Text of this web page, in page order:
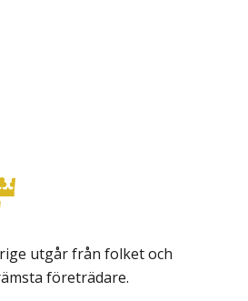
utgår från folket och
företrädare.